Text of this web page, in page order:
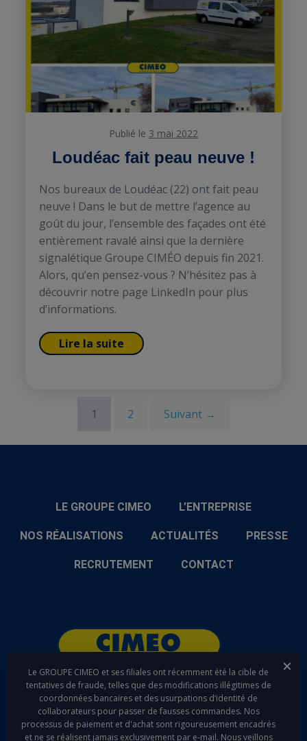
Le GROUPE CIMEO et ses filiales ont récemment été la cible de
tentatives de fraude, telles que des modifications illégitimes de
coordonnées bancaires et des usurpations d’identité de
collaborateurs pour passer de fausses commandes. Nos
processus de paiement et d'achat sont rigoureusement encadrés
et ne se réalisent jamais exclusivement par e-mail. Nous veillons
Loudéac fait peau neuve !
Publié le 3 mai 2022
Nos bureaux de Loudéac (22) ont fait peau
neuve ! Dans le but de mettre l’agence au
goût du jour, l’ensemble des façades ont été
entièrement ravalé ainsi que la dernière
signalétique Groupe CIMÉO depuis fin 2021.
Alors, qu’en pensez-vous ? N’hésitez pas à
découvrir notre page LinkedIn pour plus
d’informations.
Lire la suite
1 2 Suivant →
LE GROUPE CIMEO L’ENTREPRISE
NOS RÉALISATIONS ACTUALITÉS PRESSE
RECRUTEMENT CONTACT
linkedin youtube